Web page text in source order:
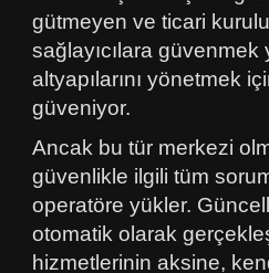
gütmeyen ve ticari
sağlayıcılara
altyapılarını yönetmek
güveniyor.
Ancak bu tür merkezi
güvenlikle ilgili tüm
operatöre yükler.
otomatik olarak
hizmetlerinin aksine,